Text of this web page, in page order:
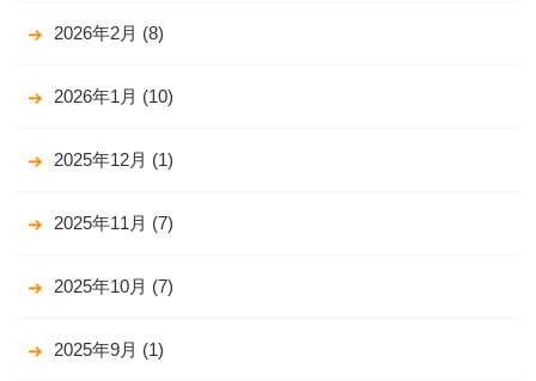
2026年2月 (8)
2026年1月 (10)
2025年12月 (1)
2025年11月 (7)
2025年10月 (7)
2025年9月 (1)